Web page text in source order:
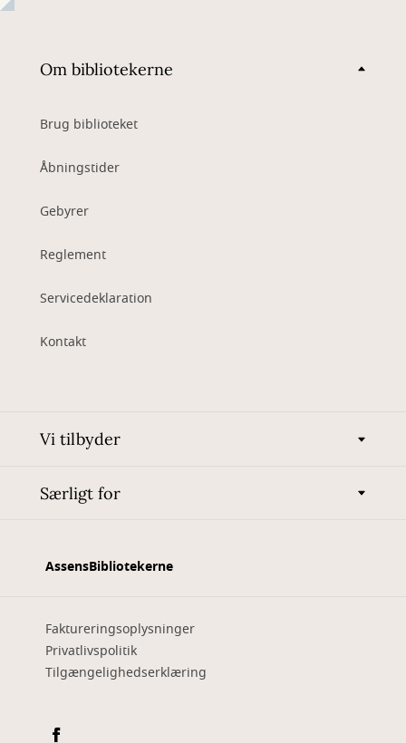
Om bibliotekerne
Brug biblioteket
Åbningstider
Gebyrer
Reglement
Servicedeklaration
Kontakt
Vi tilbyder
Særligt for
AssensBibliotekerne
Faktureringsoplysninger
Privatlivspolitik
Tilgængelighedserklæring